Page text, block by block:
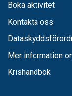
Boka aktivitet
Kontakta oss
Mer information
Krishandbok